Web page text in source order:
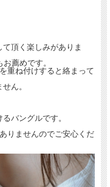
頂く楽しみがありま
薦めです。
重ね付けすると絡まって
ん。
バングルです。
りませんのでご安心くだ